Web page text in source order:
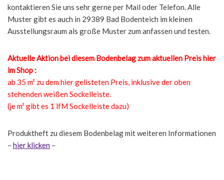
kontaktieren Sie uns sehr gerne per Mail oder Telefon. Alle
Muster gibt es auch in 29389 Bad Bodenteich im kleinen
Ausstellungsraum als große Muster zum anfassen und testen.
Aktuelle Aktion bei diesem Bodenbelag zum aktuellen Preis hier
im Shop :
ab 35 m² zu dem hier gelisteten Preis, inklusive der oben
stehenden weißen Sockelleiste.
(je m² gibt es 1 lfM Sockelleiste dazu)
Produktheft zu diesem Bodenbelag mit weiteren Informationen
– hier klicken –